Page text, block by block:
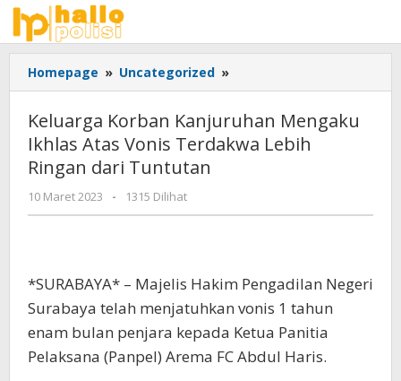
Lewati
konten
Homepage » Uncategorized »
Korban
Mengaku
Ikhlas
Lebih
Tuntutan
Keluarga Korban Kanjuruhan Mengaku
Ikhlas Atas Vonis Terdakwa Lebih
Ringan dari Tuntutan
10 Maret 2023
oleh
Adhis
- 1315 Dilihat
*SURABAYA* – Majelis Hakim Pengadilan Negeri
Surabaya telah menjatuhkan vonis 1 tahun
enam bulan penjara kepada Ketua Panitia
Pelaksana (Panpel) Arema FC Abdul Haris.